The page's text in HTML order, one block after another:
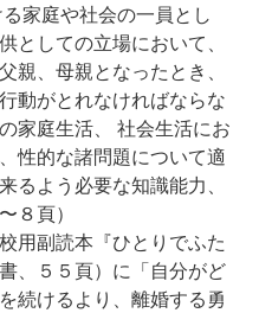
家庭や社会の一員とし
としての立場において、
親、母親となったとき、
動がとれなければならな
家庭生活、 社会生活にお
性的な諸問題について適
るよう必要な知識能力、
８頁）
用副読本『ひとりでふた
、５５頁）に「自分がど
続けるより、離婚する勇